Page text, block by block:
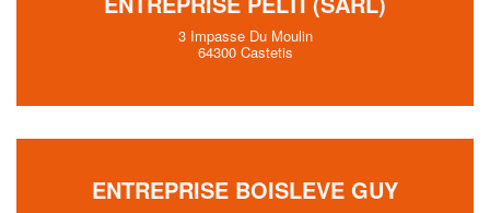
3 Impasse Du Moulin
64300 Castetis
ENTREPRISE BOISLEVE GUY